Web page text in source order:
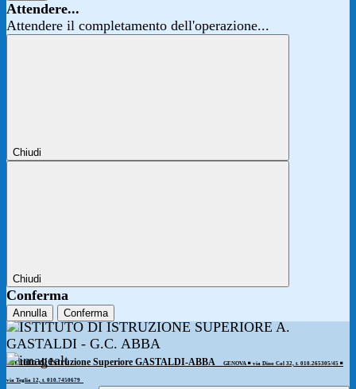
Attendere...
Attendere il completamento dell'operazione...
Chiudi
Chiudi
Conferma
Annulla Conferma
Istituto di Istruzione Superiore GASTALDI-ABBA GENOVA ◾️ via Dino Col 32, t. 010.265305/45 ◾️
via Teglia 12, t. 010.7450679